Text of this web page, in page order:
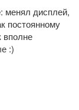
менял дисплей,
постоянному
вполне
:)